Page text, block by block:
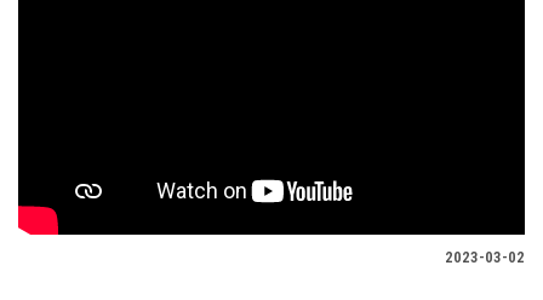
2023-03-02